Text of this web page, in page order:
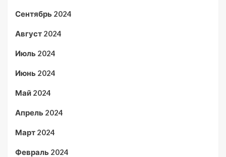
Сентябрь 2024
Август 2024
Июль 2024
Июнь 2024
Май 2024
Апрель 2024
Март 2024
Февраль 2024